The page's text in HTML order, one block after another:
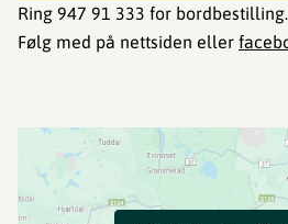
Ring 947 91 333 for bordbestilling.
Følg med på nettsiden eller